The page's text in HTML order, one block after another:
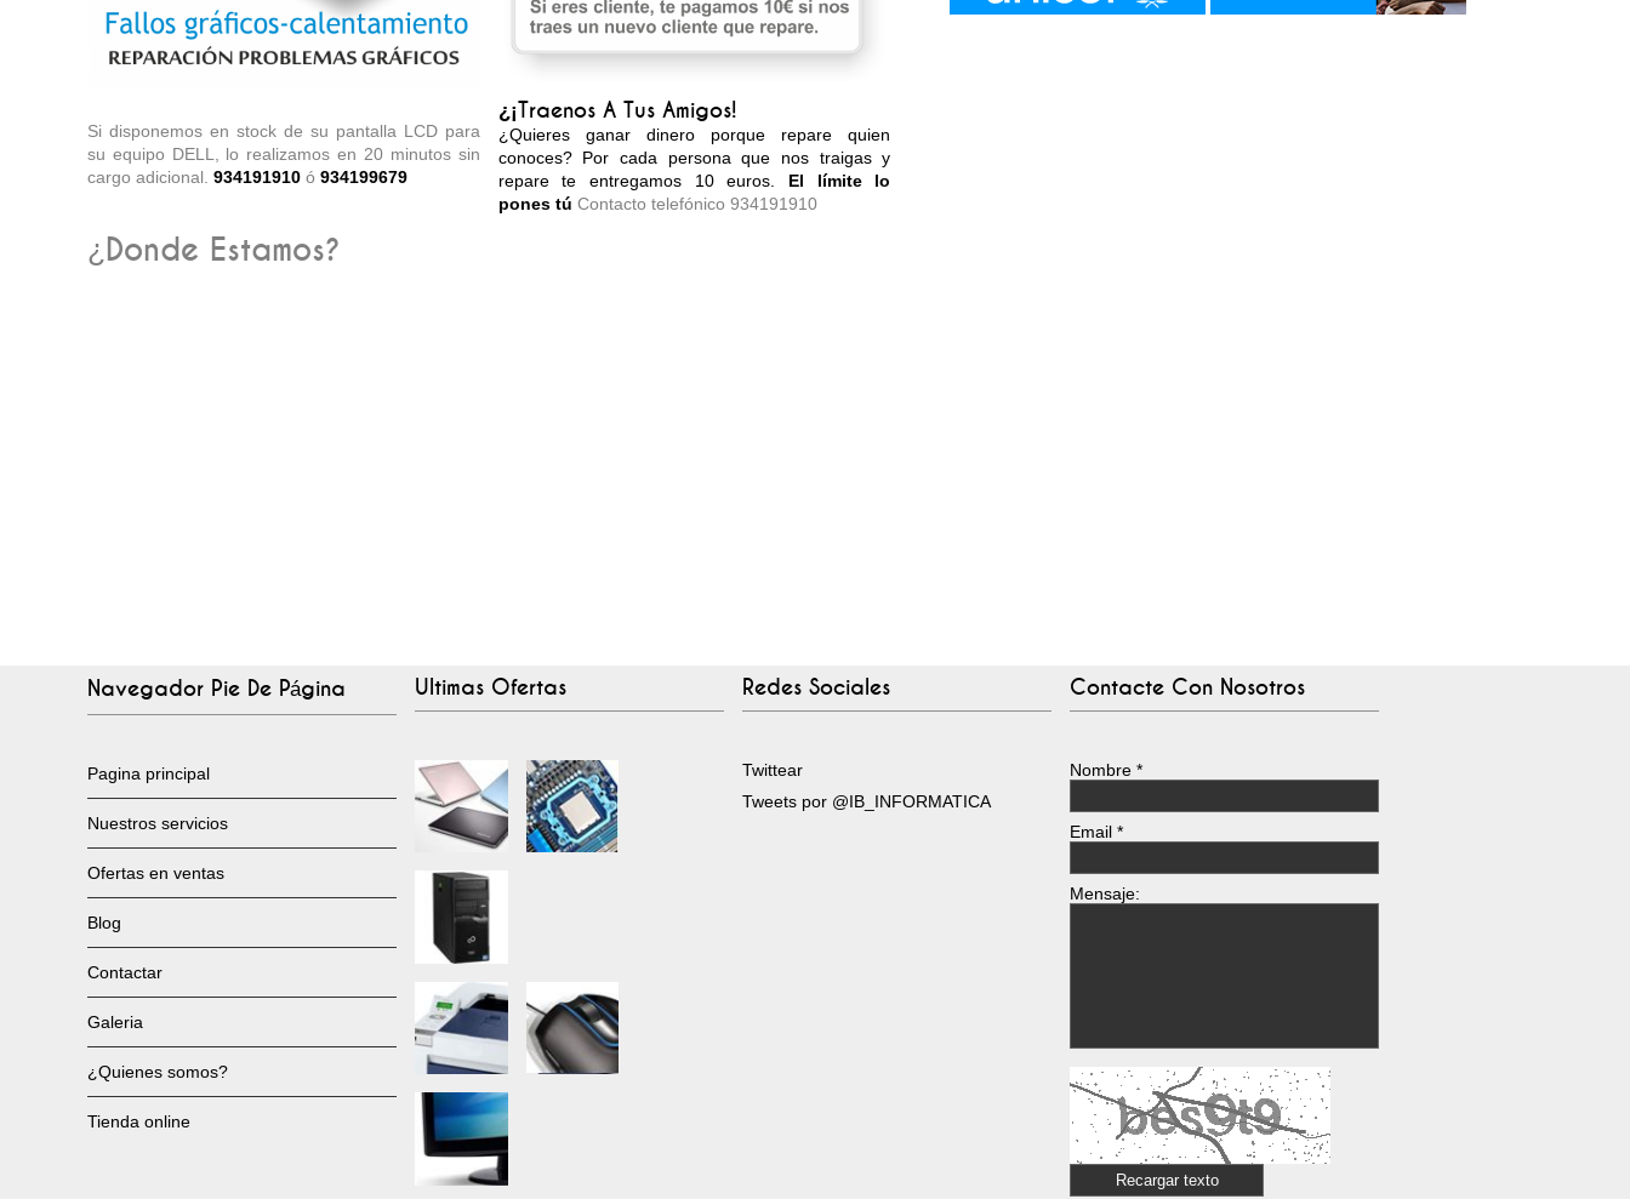
Si disponemos en stock de su pantalla LCD para
su equipo DELL, lo realizamos en 20 minutos sin
cargo adicional. 934191910 ó 934199679
¿ ¡Traenos A Tus Amigos!
¿Quieres ganar dinero porque repare quien
conoces? Por cada persona que nos traigas y
repare te entregamos 10 euros. El límite lo
pones tú Contacto telefónico 934191910
¿Donde Estamos?
Navegador Pie De Página
Pagina principal
Nuestros servicios
Ofertas en ventas
Blog
Contactar
Galeria
¿Quienes somos?
Tienda online
Ultimas Ofertas Redes Sociales
Twittear
Tweets por @IB_INFORMATICA
Contacte Con Nosotros
Nombre *
Email *
Mensaje: